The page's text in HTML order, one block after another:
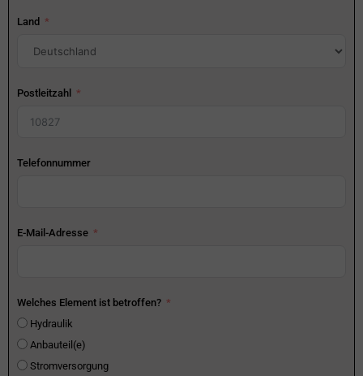
Land
Postleitzahl
Telefonnummer
E-Mail-Adresse
Welches Element ist betroffen?
Hydraulik
Anbauteil(e)
Stromversorgung